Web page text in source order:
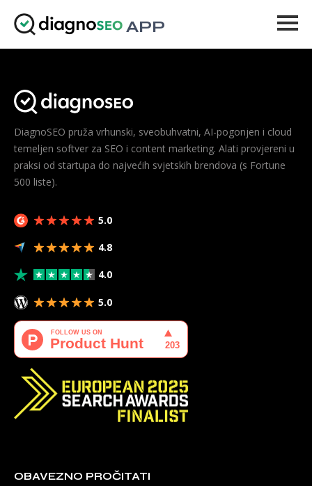
APP
Cijene
Više
Prijava
DiagnoSEO pruža vrhunski, sveobuhvatni, AI-pogonjen i cloud
temeljen softver za SEO i content marketing. Alati provjereni u
praksi od startupa do najvećih svjetskih brendova (s Fortune
500 liste).
5.0
4.8
4.0
5.0
OBAVEZNO PROČITATI